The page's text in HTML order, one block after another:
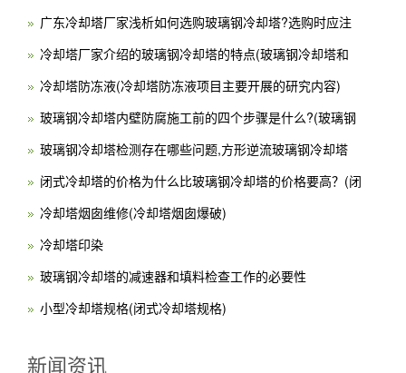
广东冷却塔厂家浅析如何选购玻璃钢冷却塔?选购时应注
冷却塔厂家介绍的玻璃钢冷却塔的特点(玻璃钢冷却塔和
冷却塔防冻液(冷却塔防冻液项目主要开展的研究内容)
玻璃钢冷却塔内壁防腐施工前的四个步骤是什么?(玻璃钢
玻璃钢冷却塔检测存在哪些问题,方形逆流玻璃钢冷却塔
闭式冷却塔的价格为什么比玻璃钢冷却塔的价格要高？(闭
冷却塔烟囱维修(冷却塔烟囱爆破)
冷却塔印染
玻璃钢冷却塔的减速器和填料检查工作的必要性
小型冷却塔规格(闭式冷却塔规格)
新闻资讯